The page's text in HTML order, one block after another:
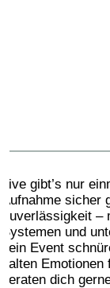
Live gibt’s nur
Aufnahme
Zuverlässigkeit
Systemen und
dein Event
halten
beraten dich